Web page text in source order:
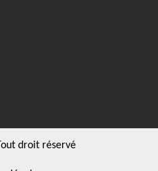
droit réservé